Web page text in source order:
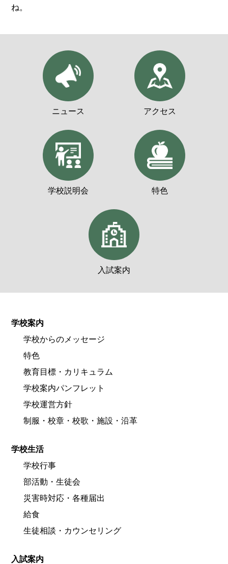
ね。
ニュース アクセス
学校説明会 特色
入試案内
学校案内
学校からのメッセージ
特色
教育目標・カリキュラム
学校案内パンフレット
学校運営方針
制服・校章・校歌・施設・沿革
学校生活
学校行事
部活動・生徒会
災害時対応・各種届出
給食
生徒相談・カウンセリング
入試案内